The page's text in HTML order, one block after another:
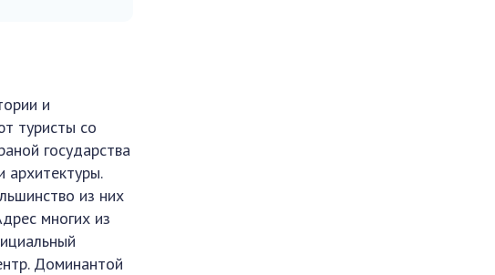
и
туристы со
государства
из них
многих из
Доминантой